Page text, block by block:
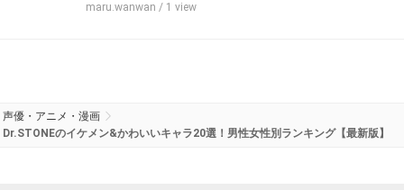
maru.wanwan / 1 view
声優・アニメ・漫画
Dr.STONEのイケメン&かわいいキャラ20選！男性女性別ランキング【最新版】